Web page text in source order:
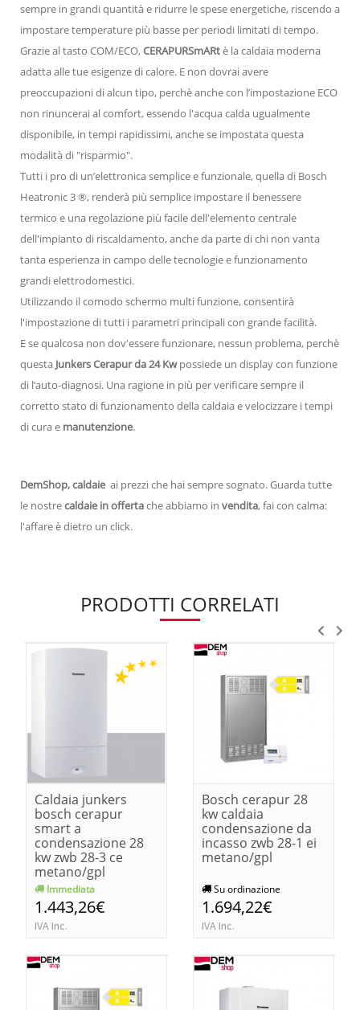
sempre in grandi quantità e ridurre le spese energetiche, riscendo a
impostare temperature più basse per periodi limitati di tempo.
Grazie al tasto COM/ECO,CERAPURSmARtè la caldaia moderna
adatta alle tue esigenze di calore. E non dovrai avere
preoccupazioni di alcun tipo, perchè anche con l’impostazione ECO
non rinuncerai al comfort, essendo l'acqua calda ugualmente
disponibile, in tempi rapidissimi, anche se impostata questa
modalità di "risparmio".
Tutti i pro di un’elettronica semplice e funzionale, quella di Bosch
Heatronic 3 ®, renderà più semplice impostare il benessere
termico e una regolazione più facile dell'elemento centrale
dell'impianto di riscaldamento, anche da parte di chi non vanta
tanta esperienza in campo delle tecnologie e funzionamento
grandi elettrodomestici.
Utilizzando il comodo schermo multi funzione, consentirà
l'impostazione di tutti i parametri principali con grande facilità.
E se qualcosa non dov'essere funzionare, nessun problema, perchè
questa Junkers Cerapur da 24 Kwpossiede un display con funzione
di l’auto-diagnosi. Una ragione in più per verificare sempre il
corretto stato di funzionamento della caldaia e velocizzare i tempi
di cura e manutenzione.
DemShop, caldaie ai prezzi che hai sempre sognato. Guarda tutte
le nostrecaldaie in offertache abbiamo in vendita, fai con calma:
l'affare è dietro un click.
PRODOTTI CORRELATI
Caldaia junkers
bosch cerapur
smart a
condensazione 28
kw zwb 28-3 ce
metano/gpl
Immediata
1.443,26€
IVA Inc.
Bosch cerapur 28
kw caldaia
condensazione da
incasso zwb 28-1 ei
metano/gpl
Su ordinazione
1.694,22€
IVA Inc.